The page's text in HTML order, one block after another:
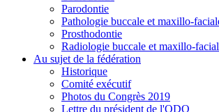
Parodontie
Pathologie buccale et maxillo-
Prosthodontie
Radiologie buccale et maxillo-
Au sujet de la fédération
Historique
Comité exécutif
Photos du Congrès 2019
Lettre du président de l'ODQ